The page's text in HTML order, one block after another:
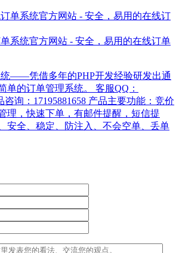
系统官方网站 - 安全，易用的在线订单
统——凭借多年的PHP开发经验研发出通
单的订单管理系统。 客服QQ：
咨询：17195881658 产品主要功能：竞价
理，快速下单，有邮件提醒，短信提
安全、稳定、防注入、不会空单、丢单